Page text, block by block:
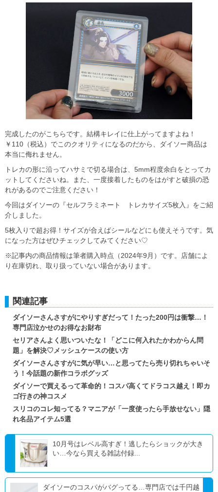
完成したのがこちらです。結構キレイに仕上がってますよね！
￥110（税込）でこのクオリティになるのだから、ダイソー商品は
本当に侮れません。
トレカの形に沿ってハサミで切る場合は、5mm程度余白をとってカ
ットしてくださいね。また、一度接着したものをはがすと破損の恐
れがあるのでご注意ください！
今回はダイソーの『セルフラミネート トレカサイズ5枚入』をご紹
介しました。
5枚入りで超お得！サイズが合えばシールなどにも使えそうです。気
になった方はぜひチェックしてみてください♡
※記事内の商品情報は筆者購入時点（2024年9月）です。店舗によ
り在庫切れ、取り扱っていない場合があります。
関連記事
ダイソーさんさすがにやりすぎだって！たった200円は衝撃…！
専門店泣かせのお得なお財布
セリアさんよく思いついたな！「どこに何入れたかわからん問
題」を解決♡メッシュケースの使い方
ダイソーさんさすがに気が早い…と思ってたら売り切れちゃいそ
う！今話題の新作コラボグッズ
ダイソーで買えるって革命的！コスパ高くてドラコス越え！即カ
ゴ行きの神コスメ
スリコのコレ知ってる？マニアが「一度使ったら手放せない」隠
れ名品アイテム5選
10月号はレベル高すぎ！逃したらショックが大き
い…今なら買える雑誌付録...
ダイソーのコスパがバグってる…専門店では千円越